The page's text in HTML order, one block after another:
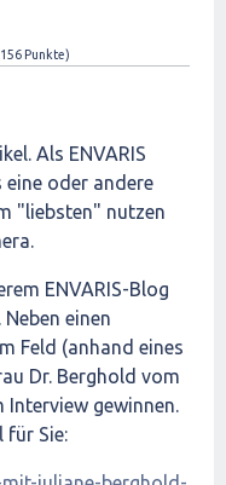
156 Punkte)
Als ENVARIS
oder andere
"liebsten" nutzen
ENVARIS-Blog
einen
Feld (anhand eines
Dr. Berghold vom
Interview gewinnen.
für Sie: